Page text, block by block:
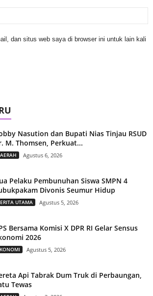
dan situs web saya di browser ini untuk lain kali
Nasution dan Bupati Nias Tinjau RSUD
M. Thomsen, Perkuat...
Agustus 6, 2026
Pelaku Pembunuhan Siswa SMPN 4
Divonis Seumur Hidup
UTAMA Agustus 5, 2026
Bersama Komisi X DPR RI Gelar Sensus
2026
Agustus 5, 2026
Api Tabrak Dum Truk di Perbaungan,
Tewas